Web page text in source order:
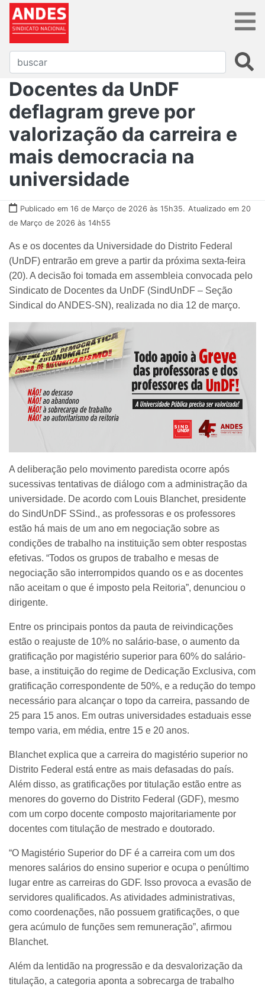
Docentes da UnDF
deflagram greve por
valorização da carreira e
mais democracia na
universidade
Publicado em 16 de Março de 2026 às 15h35. Atualizado em 20
de Março de 2026 às 14h55
As e os docentes da Universidade do Distrito Federal
(UnDF) entrarão em greve a partir da próxima sexta-feira
(20). A decisão foi tomada em assembleia convocada pelo
Sindicato de Docentes da UnDF (SindUnDF – Seção
Sindical do ANDES-SN), realizada no dia 12 de março.
A deliberação pelo movimento paredista ocorre após
sucessivas tentativas de diálogo com a administração da
universidade. De acordo com Louis Blanchet, presidente
do SindUnDF SSind., as professoras e os professores
estão há mais de um ano em negociação sobre as
condições de trabalho na instituição sem obter respostas
efetivas. “Todos os grupos de trabalho e mesas de
negociação são interrompidos quando os e as docentes
não aceitam o que é imposto pela Reitoria”, denunciou o
dirigente.
Entre os principais pontos da pauta de reivindicações
estão o reajuste de 10% no salário-base, o aumento da
gratificação por magistério superior para 60% do salário-
base, a instituição do regime de Dedicação Exclusiva, com
gratificação correspondente de 50%, e a redução do tempo
necessário para alcançar o topo da carreira, passando de
25 para 15 anos. Em outras universidades estaduais esse
tempo varia, em média, entre 15 e 20 anos.
Blanchet explica que a carreira do magistério superior no
Distrito Federal está entre as mais defasadas do país.
Além disso, as gratificações por titulação estão entre as
menores do governo do Distrito Federal (GDF), mesmo
com um corpo docente composto majoritariamente por
docentes com titulação de mestrado e doutorado.
“O Magistério Superior do DF é a carreira com um dos
menores salários do ensino superior e ocupa o penúltimo
lugar entre as carreiras do GDF. Isso provoca a evasão de
servidores qualificados. As atividades administrativas,
como coordenações, não possuem gratificações, o que
gera acúmulo de funções sem remuneração”, afirmou
Blanchet.
Além da lentidão na progressão e da desvalorização da
titulação, a categoria aponta a sobrecarga de trabalho